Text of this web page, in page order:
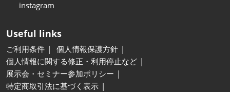
instagram
Useful links
ご利用条件
個人情報保護方針
個人情報に関する修正・利用停止など
展示会・セミナー参加ポリシー
特定商取引法に基づく表示